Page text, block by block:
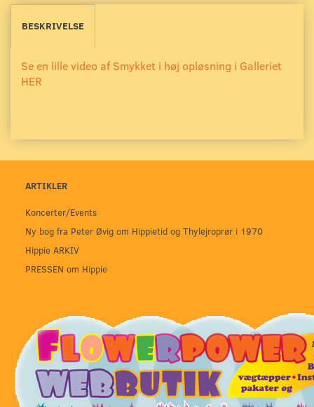
BESKRIVELSE
Se en lille video af Smykket i høj opløsning i Galleriet
HER
ARTIKLER
Koncerter/Events
Ny bog fra Peter Øvig om Hippietid og Thylejroprør i 1970
Hippie ARKIV
PRESSEN om Hippie